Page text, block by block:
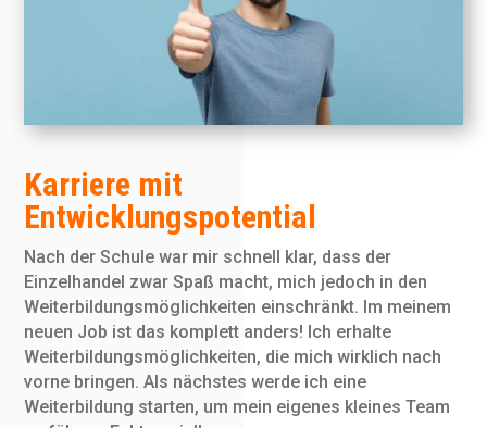
Karriere mit
Entwicklungspotential
Nach der Schule war mir schnell klar, dass der
Einzelhandel zwar Spaß macht, mich jedoch in den
Weiterbildungsmöglichkeiten einschränkt. Im meinem
neuen Job ist das komplett anders! Ich erhalte
Weiterbildungsmöglichkeiten, die mich wirklich nach
vorne bringen. Als nächstes werde ich eine
Weiterbildung starten, um mein eigenes kleines Team